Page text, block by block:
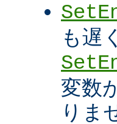
も遅
変数
りま